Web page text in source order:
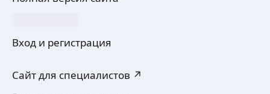
Вход и регистрация
Сайт для специалистов ↗